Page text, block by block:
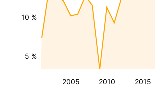
2005 2010 2015
5 %
10 %